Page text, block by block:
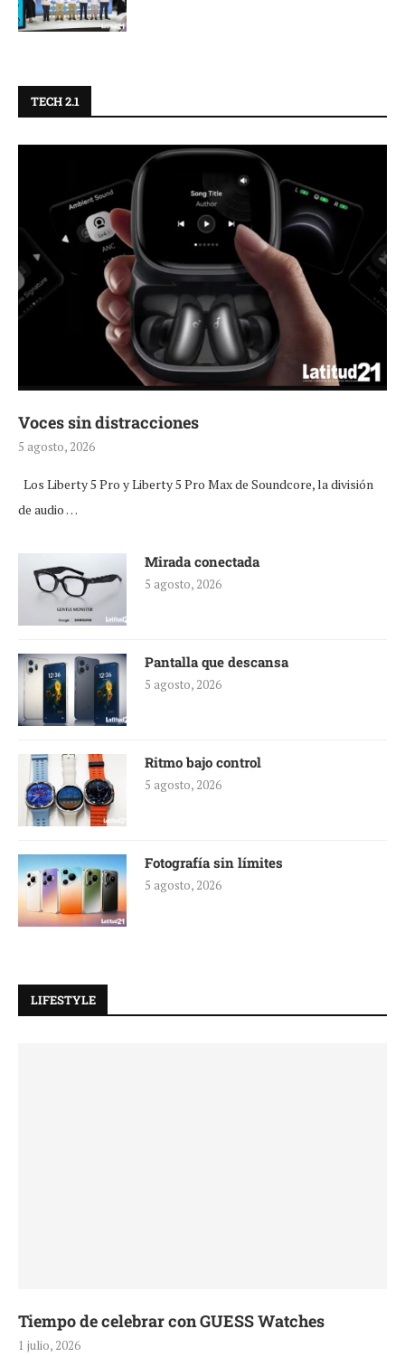
TECH 2.1
Voces sin distracciones
5 agosto, 2026
Los Liberty 5 Pro y Liberty 5 Pro Max de Soundcore, la división
de audio …
Mirada conectada
5 agosto, 2026
Pantalla que descansa
5 agosto, 2026
Ritmo bajo control
5 agosto, 2026
Fotografía sin límites
5 agosto, 2026
LIFESTYLE
Tiempo de celebrar con GUESS Watches
1 julio, 2026